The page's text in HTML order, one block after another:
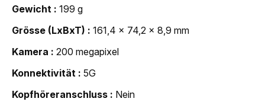
Gewicht
199 g
Grösse (LxBxT)
161,4 x 74,2 x 8,9 mm
Kamera
200 megapixel
Konnektivität
5G
Kopfhöreranschluss
Nein